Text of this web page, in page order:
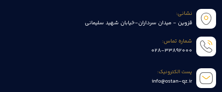
نشانی:
قزوین - میدان سرداران-خیابان شهید سلیمانی
شماره تماس:
028-33892000
پست الکترونیک:
info@ostan-qz.ir